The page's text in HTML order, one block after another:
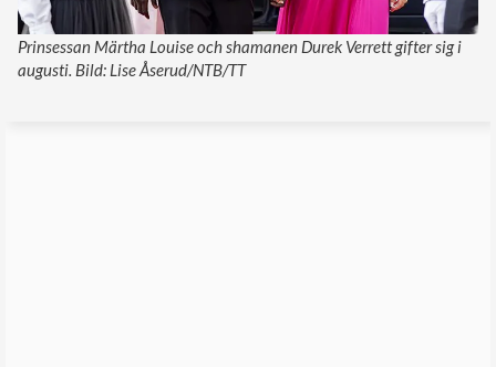
Prinsessan Märtha Louise och shamanen Durek Verrett gifter sig i
augusti. Bild: Lise Åserud/NTB/TT